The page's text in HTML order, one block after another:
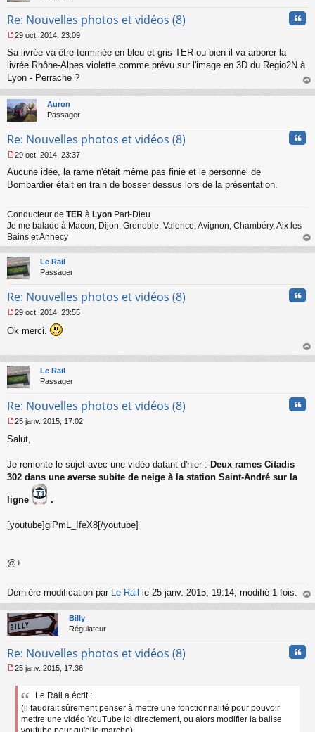
Re: Nouvelles photos et vidéos (8)
e
s
s
g
e
n
n
u
29 oct. 2014, 23:09
Sa livrée va être terminée en bleu et gris TER ou bien il va arborer la
livrée Rhône-Alpes violette comme prévu sur l'image en 3D du Regio2N à
Lyon - Perrache ?
au
Auron
Passager
Re: Nouvelles photos et vidéos (8)
e
s
g
e
n
o
n
l
u
29 oct. 2014, 23:37
Aucune idée, la rame n'était même pas finie et le personnel de
Bombardier était en train de bosser dessus lors de la présentation.
Conducteur de TER à Lyon Part-Dieu
Je me balade à Macon, Dijon, Grenoble, Valence, Avignon, Chambéry, Aix les
Bains et Annecy
au
Le Rail
Passager
Re: Nouvelles photos et vidéos (8)
e
a
g
e
o
l
u
29 oct. 2014, 23:55
Ok merci.
au
Le Rail
Passager
Re: Nouvelles photos et vidéos (8)
e
g
n
n
25 janv. 2015, 17:02
Salut,
Je remonte le sujet avec une vidéo datant d'hier : Deux rames Citadis
302 dans une averse subite de neige à la station Saint-André sur la
ligne .
[youtube]giPmL_IfeX8[/youtube]
@+
Dernière modification par Le Rail le 25 janv. 2015, 19:14, modifié 1 fois.
au
Billy
Régulateur
Re: Nouvelles photos et vidéos (8)
e
25 janv. 2015, 17:36
Le Rail a écrit :
(il faudrait sûrement penser à mettre une fonctionnalité pour pouvoir
mettre une vidéo YouTube ici directement, ou alors modifier la balise